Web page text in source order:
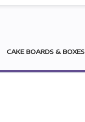
CAKE BOARDS & BOXES